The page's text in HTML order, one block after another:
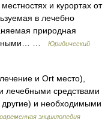
и курортах от
в лечебно
природная
…
Юридический
и Ort место),
лечебными средствами
и необходимыми
энциклопедия